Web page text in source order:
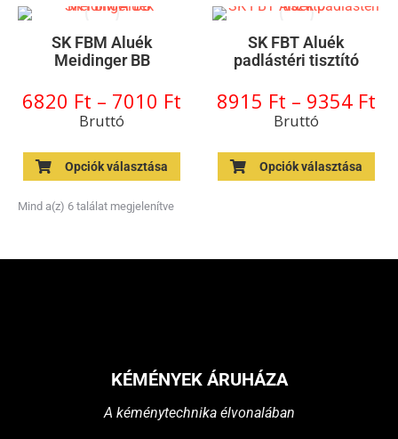
SK FBM Aluék
Meidinger BB
6820 Ft – 7010 Ft
Bruttó
Opciók választása
SK FBT Aluék
padlástéri tisztító
8915 Ft – 9354 Ft
Bruttó
Opciók választása
Mind a(z) 6 találat megjelenítve
KÉMÉNYEK ÁRUHÁZA
A kéménytechnika élvonalában